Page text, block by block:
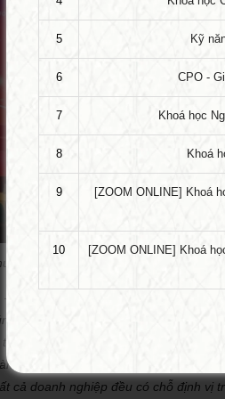
Chủ tịch HĐGH Tổ chức Giáo dục
ta có rất nhiều sự thay đổi. Đó là
từ chối sự thay đổi. Chúng ta hãy
cơ hội. Ngày xưa có câu: Vô sản
cả doanh nghiệp đều có chỗ định vị
5 Kỹ
6 CPO -
7 Khoá học
8 Khoá
9
[ZOOM ONLINE] Khoá
10
[ZOOM ONLINE] Khoá